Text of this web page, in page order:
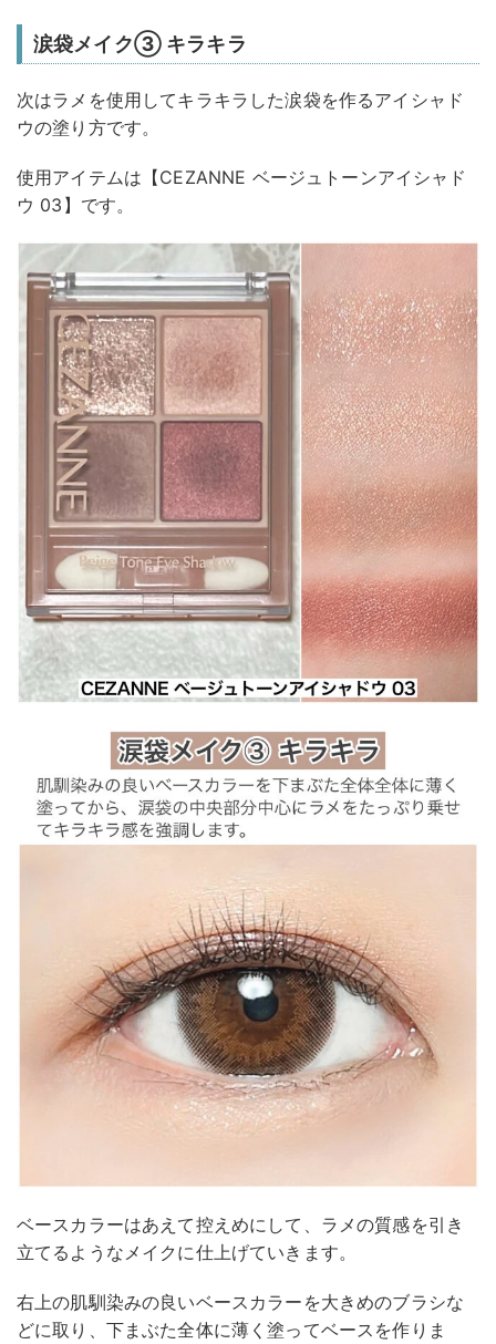
涙袋メイク③ キラキラ
次はラメを使用してキラキラした涙袋を作るアイシャド
ウの塗り方です。
使用アイテムは【CEZANNE ベージュトーンアイシャド
ウ 03】です。
ベースカラーはあえて控えめにして、ラメの質感を引き
立てるようなメイクに仕上げていきます。
右上の肌馴染みの良いベースカラーを大きめのブラシな
どに取り、下まぶた全体に薄く塗ってベースを作りま